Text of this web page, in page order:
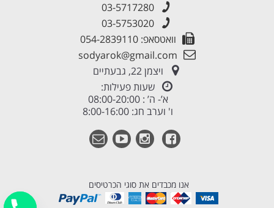
03-5717280
03-5753020
וואטסאפ: 054-2839110
sodyarok@gmail.com
ויצמן 22, גבעתיים
שעות פעילות:
א’- ה’ : 08:00-20:00
ו' וערב חג: 8:00-16:00
אנו מכבדים את סוגי הכרטיסים